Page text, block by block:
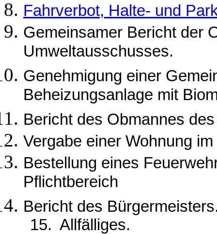
Fahrverbot, Halte- und
Gemeinsamer Bericht der
Umweltausschusses.
Genehmigung einer
Beheizungsanlage mit
Bericht des Obmannes
Vergabe einer Wohnung
Bestellung eines
Pflichtbereich
Bericht des
15. Allfälliges.